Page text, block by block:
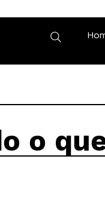
o